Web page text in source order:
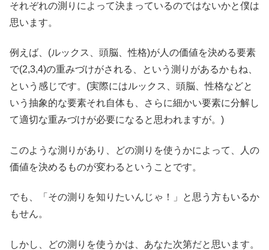
それぞれの測りによって決まっているのではないかと僕は
思います。
例えば、(ルックス、頭脳、性格)が人の価値を決める要素
で(2,3,4)の重みづけがされる、という測りがあるかもね、
という感じです。(実際にはルックス、頭脳、性格などと
いう抽象的な要素それ自体も、さらに細かい要素に分解し
て適切な重みづけが必要になると思われますが。)
このような測りがあり、どの測りを使うかによって、人の
価値を決めるものが変わるということです。
でも、「その測りを知りたいんじゃ！」と思う方もいるか
もせん。
しかし、どの測りを使うかは、あなた次第だと思います。